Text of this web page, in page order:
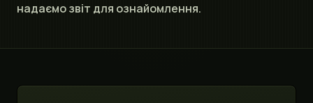
надаємо звіт для ознайомлення.